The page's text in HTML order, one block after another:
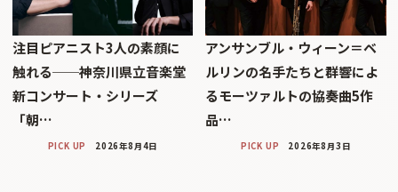
注目ピアニスト3人の素顔に
触れる──神奈川県立音楽堂
新コンサート・シリーズ
「朝…
PICK UP 2026年8月4日
アンサンブル・ウィーン＝ベ
ルリンの名手たちと群響によ
るモーツァルトの協奏曲5作
品…
PICK UP 2026年8月3日